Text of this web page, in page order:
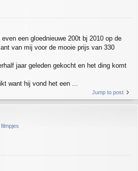
een gloednieuwe 200t bj 2010 op de
van mij voor de mooie prijs van 330
jaar geleden gekocht en het ding komt
want hij vond het een ...
Jump to post